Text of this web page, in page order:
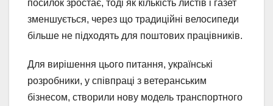
посилок зростає, тоді як кількість листів і газет
зменшується, через що традиційні велосипеди
більше не підходять для поштових працівників.
Для вирішення цього питання, українські
розробники, у співпраці з ветеранським
бізнесом, створили нову модель транспортного